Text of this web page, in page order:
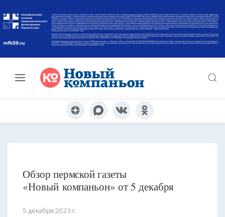
Обзор пермской газеты
«Новый компаньон» от 5 декабря
5 декабря 2023 г.